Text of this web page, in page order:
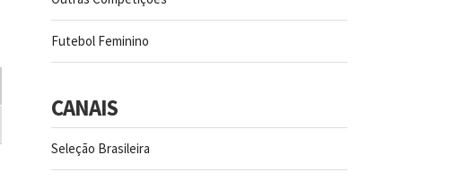
Futebol Feminino
CANAIS
Seleção Brasileira